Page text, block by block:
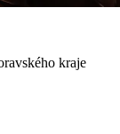
kraje